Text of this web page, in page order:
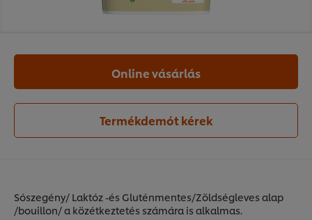
Sószegény/ Laktóz -és Gluténmentes/Zöldségleves alap
/bouillon/ a közétkeztetés számára is alkalmas.
Online vásárlás
Termékdemót kérek